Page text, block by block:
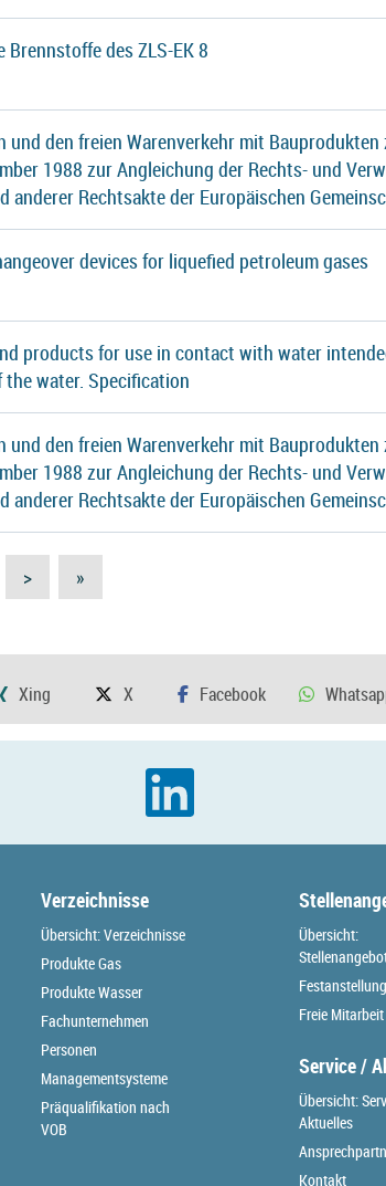
des ZLS-EK 8
und den freien Warenverkehr mit
1988 zur Angleichung der Rechts- und
Rechtsakte der Europäischen
devices for liquefied petroleum gases
products for use in contact with water
water. Specification
und den freien Warenverkehr mit
1988 zur Angleichung der Rechts- und
Rechtsakte der Europäischen
> »
Verzeichnisse
Übersicht: Verzeichnisse
Produkte Gas
Produkte Wasser
Fachunternehmen
Personen
Managementsysteme
Präqualifikation nach
VOB
Übersicht:
Festanstellung
Freie Mitarbeit
Service /
Übersicht:
Aktuelles
Kontakt